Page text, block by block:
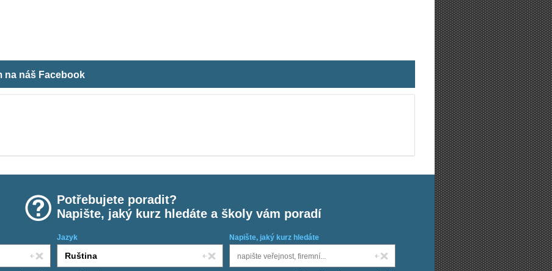
na náš Facebook
Potřebujete poradit?
Napište, jaký kurz hledáte a školy vám poradí
Jazyk Napište, jaký kurz hledáte